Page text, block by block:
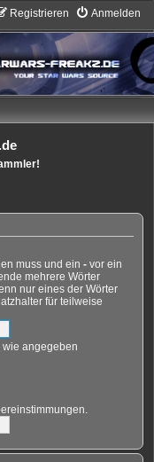
Anmelden
Registrieren
muss und ein - vor ein
mehrere Wörter
nur eines der Wörter
für teilweise
wie angegeben